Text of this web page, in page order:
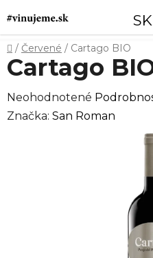
na
obsah
SK
Domov
/ Červené / Cartago BIO
Cartago
Priemerné
hodnotenie
Neohodnotené
Značka: San Roman